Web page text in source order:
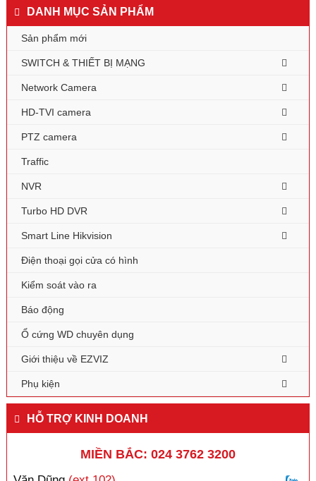
DANH MỤC SẢN PHẨM
Sản phẩm mới
SWITCH & THIẾT BỊ MẠNG
Network Camera
HD-TVI camera
PTZ camera
Traffic
NVR
Turbo HD DVR
Smart Line Hikvision
Điện thoại gọi cửa có hình
Kiểm soát vào ra
Báo động
Ổ cứng WD chuyên dụng
Giới thiệu về EZVIZ
Phụ kiện
HỖ TRỢ KINH DOANH
MIỀN BẮC: 024 3762 3200